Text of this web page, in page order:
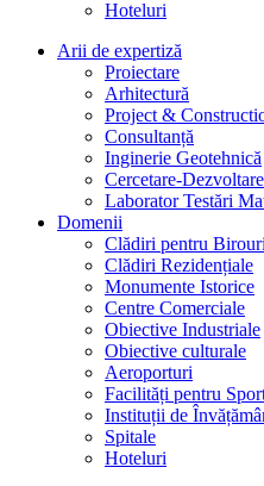
Hoteluri
Arii de expertiză
Proiectare
Arhitectură
Project &
Consultanță
Inginerie Geotehnică
Cercetare-Dezvoltare
Laborator Testări
Domenii
Clădiri pentru Birouri
Clădiri Rezidențiale
Monumente Istorice
Centre Comerciale
Obiective Industriale
Obiective culturale
Aeroporturi
Facilități pentru
Instituții de
Spitale
Hoteluri